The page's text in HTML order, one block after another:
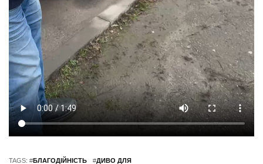
TAGS: #БЛАГОДІЙНІСТЬ #ДИВО ДЛЯ